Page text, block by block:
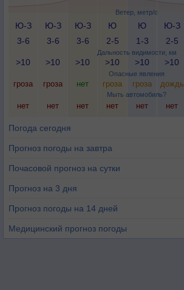
Ветер, метр/с
Дальность видимости, км
Опасные явления
Мыть автомобиль?
Ю-З
3-6
Ю-З
3-6
Ю-З
3-6
Ю
2-5
Ю
1-3
Ю-З
2-5
>10 >10 >10 >10 >10 >10
гроза гроза нет гроза гроза дождь
нет нет нет нет нет нет
Погода сегодня
Прогноз погоды на завтра
Почасовой прогноз на сутки
Прогноз на 3 дня
Прогноз погоды на 14 дней
Медицинский прогноз погоды